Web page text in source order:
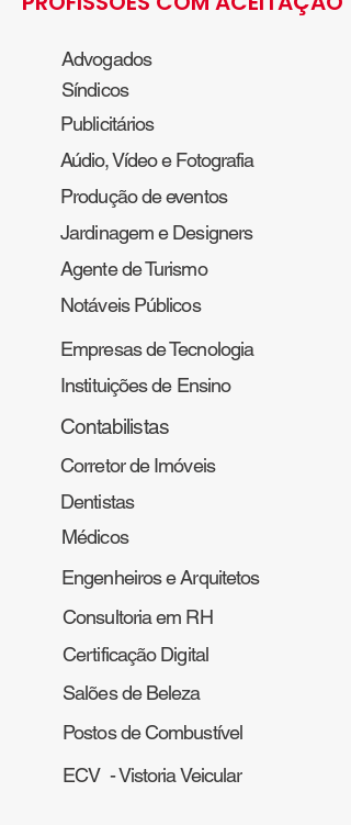
Advogados
Síndicos
Publicitários
Aúdio, Vídeo e Fotografia
Produção de eventos
Jardinagem e Designers
Agente de Turismo
Notáveis Públicos
Empresas de Tecnologia
Instituições de Ensino
Contabilistas
Corretor de Imóveis
Dentistas
Engenheiros e Arquitetos
Consultoria em RH
Médicos
Certificação Digital
Salões de Beleza
ECV - Vistoria Veicular
Postos de Combustível